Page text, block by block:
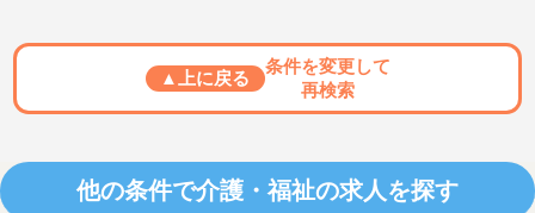
▲上に戻る
条件を変更して
再検索
他の条件で介護・福祉の求人を探す